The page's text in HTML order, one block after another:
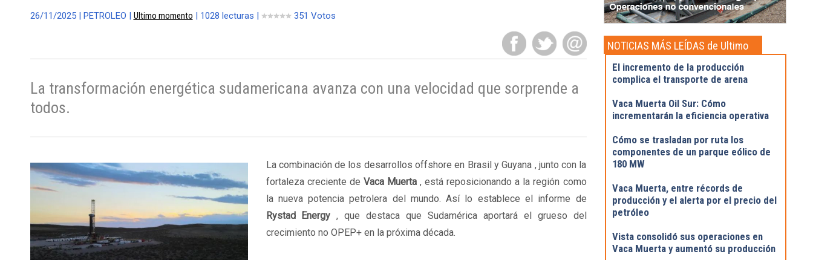
26/11/2025 | PETROLEO | Ultimo momento | 1028 lecturas | 351 Votos
La transformación energética sudamericana avanza con una velocidad que sorprende a
todos.
La combinación de los desarrollos offshore en Brasil y Guyana , junto con la
fortaleza creciente de Vaca Muerta, está reposicionando a la región como
la nueva potencia petrolera del mundo. Así lo establece el informe de
Rystad Energy, que destaca que Sudamérica aportará el grueso del
crecimiento no OPEP+ en la próxima década.
NOTICIAS MÁS LEÍDAS de Ultimo
momento
El incremento de la producción
complica el transporte de arena
Vaca Muerta Oil Sur: Cómo
incrementarán la eficiencia operativa
Cómo se trasladan por ruta los
componentes de un parque eólico de
180 MW
Vaca Muerta, entre récords de
producción y el alerta por el precio del
petróleo
Vista consolidó sus operaciones en
Vaca Muerta y aumentó su producción